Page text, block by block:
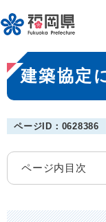
ー
ジ
先
頭
で
本
文
建築協定
ページID：0628386
ページ内目次